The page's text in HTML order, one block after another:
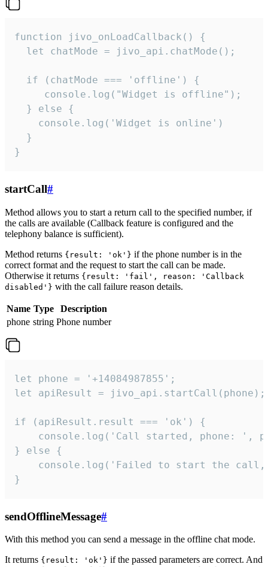
function jivo_onLoadCallback() {
  let chatMode = jivo_api.chatMode();
  if (chatMode === 'offline') {
     console.log("Widget is offline");
  } else {
    console.log('Widget is online')
  }
}
startCall#
Method allows you to start a return call to the specified number, if
the calls are available (Callback feature is configured and the
telephony balance is sufficient).
Method returns {result: 'ok'} if the phone number is in the
correct format and the request to start the call can be made.
Otherwise it returns {result: 'fail', reason: 'Callback
disabled'} with the call failure reason details.
Name Type
Description
phone string Phone number
let phone = '+14084987855';
let apiResult = jivo_api.startCall(phone);
if (apiResult.result === 'ok') {
console.log('Call started, phone: ',
} else {
console.log('Failed to start the
}
sendOfflineMessage#
With this method you can send a message in the offline chat mode.
It returns {result: 'ok'} if the passed parameters are correct. And